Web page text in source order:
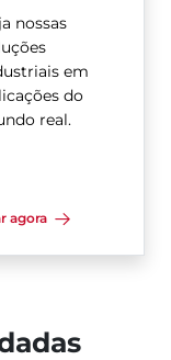
nossas
em
do
real.
agora